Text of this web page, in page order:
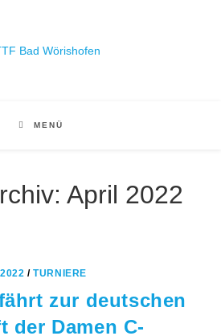
MENÜ
April 2022
/TURNIERE
zur deutschen
der Damen C-